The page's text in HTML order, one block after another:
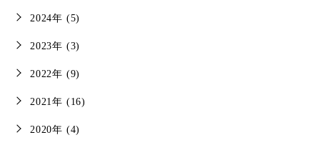
2024年 (5)
2023年 (3)
2022年 (9)
2021年 (16)
2020年 (4)